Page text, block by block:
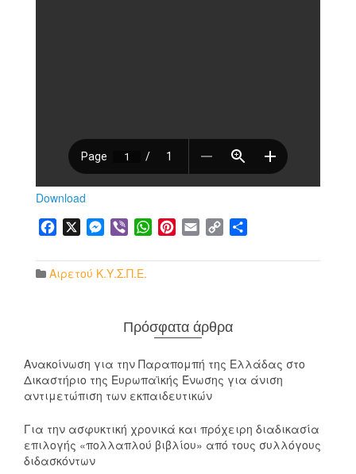
Download
Facebook Messenger
Viber WhatsApp
Pinterest
Email Copy
Αιρετού Κ.Υ.Σ.Π.Ε.
Πρόσφατα άρθρα
Ανακοίνωση για την Παραπομπή της Ελλάδας στο
Δικαστήριο της Ευρωπαϊκής Ένωσης για άνιση
αντιμετώπιση των εκπαιδευτικών
Για την ασφυκτική χρονικά και πρόχειρη διαδικασία
επιλογής «πολλαπλού βιβλίου» από τους συλλόγους
διδασκόντων